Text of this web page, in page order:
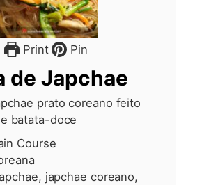
Print Pin
de Japchae
prato coreano feito
batata-doce
Course
japchae coreano,